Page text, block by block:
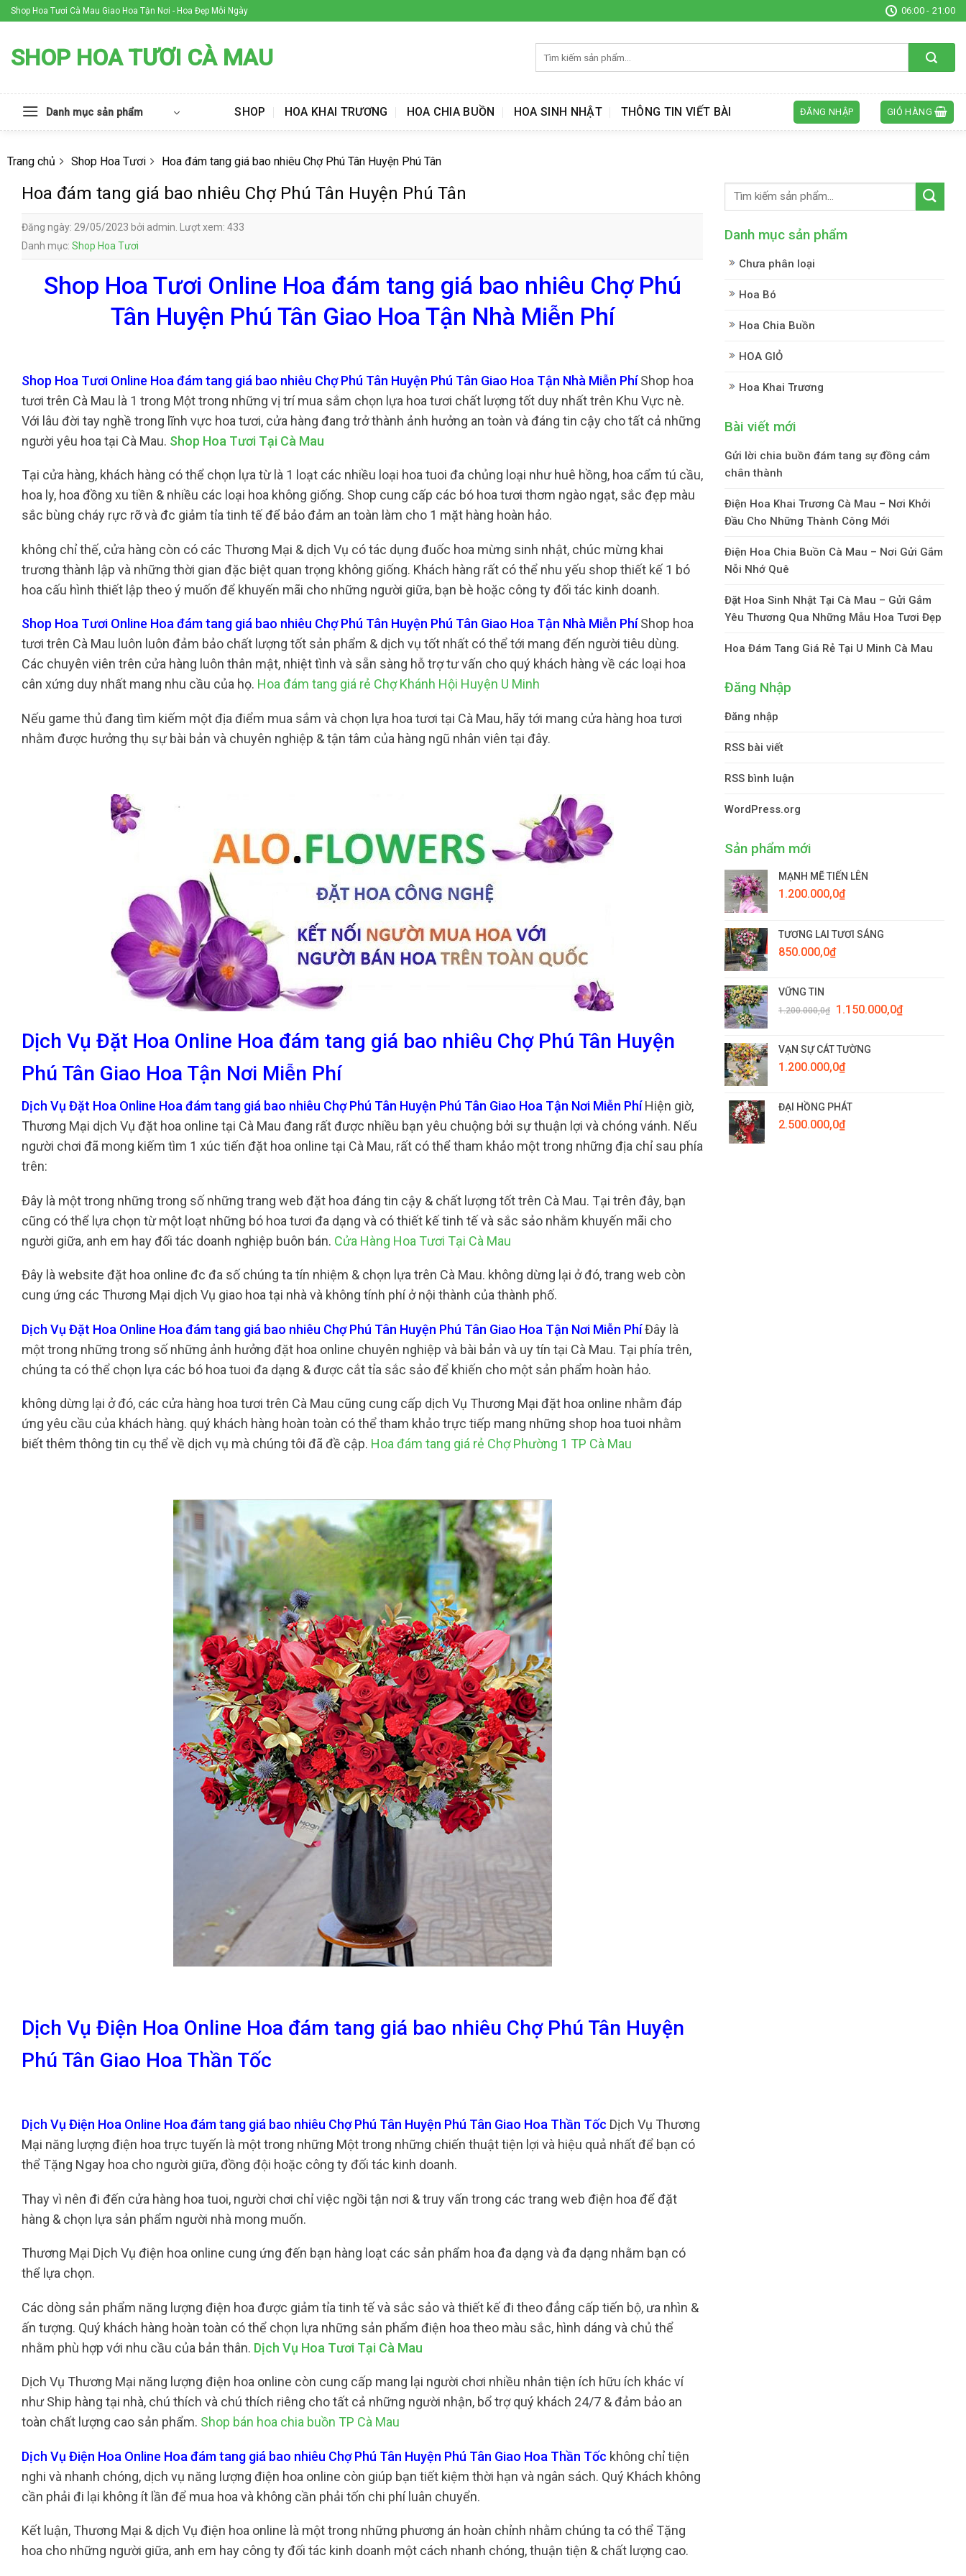
Skip
to
Shop Hoa Tươi Cà Mau Giao Hoa Tận Nơi - Hoa Đẹp Mỗi Ngày 06:00 - 21:00
SHOP HOA TƯƠI CÀ MAU
kiếm:
Danh mục sản phẩm SHOP HOA KHAI TRƯƠNG HOA CHIA BUỒN HOA SINH NHẬT THÔNG TIN VIẾT BÀI ĐĂNG NHẬP GIỎ HÀNG
Trang chủ Shop Hoa Tươi Hoa đám tang giá bao nhiêu Chợ Phú Tân Huyện Phú Tân
Hoa đám tang giá bao nhiêu Chợ Phú Tân Huyện Phú Tân
Đăng ngày: 29/05/2023 bởi admin. Lượt xem: 433
Danh mục: Shop Hoa Tươi
Shop Hoa Tươi Online Hoa đám tang giá bao nhiêu Chợ Phú
Tân Huyện Phú Tân Giao Hoa Tận Nhà Miễn Phí
Shop Hoa Tươi Online Hoa đám tang giá bao nhiêu Chợ Phú Tân Huyện Phú Tân Giao Hoa Tận Nhà Miễn PhíShop hoa
tươi trên Cà Mau là 1 trong Một trong những vị trí mua sắm chọn lựa hoa tươi chất lượng tốt duy nhất trên Khu Vực nè.
Với lâu đời tay nghề trong lĩnh vực hoa tươi, cửa hàng đang trở thành ảnh hưởng an toàn và đáng tin cậy cho tất cả những
người yêu hoa tại Cà Mau. Shop Hoa Tươi Tại Cà Mau
Tại cửa hàng, khách hàng có thể chọn lựa từ là 1 loạt các nhiều loại hoa tuoi đa chủng loại như huê hồng, hoa cẩm tú cầu,
hoa ly, hoa đồng xu tiền & nhiều các loại hoa không giống. Shop cung cấp các bó hoa tươi thơm ngào ngạt, sắc đẹp màu
sắc bùng cháy rực rỡ và đc giảm tỉa tinh tế để bảo đảm an toàn làm cho 1 mặt hàng hoàn hảo.
không chỉ thế, cửa hàng còn có các Thương Mại & dịch Vụ có tác dụng đuốc hoa mừng sinh nhật, chúc mừng khai
trương thành lập và những thời gian đặc biệt quan trọng không giống. Khách hàng rất có thể nhu yếu shop thiết kế 1 bó
hoa cấu hình thiết lập theo ý muốn để khuyến mãi cho những người giữa, bạn bè hoặc công ty đối tác kinh doanh.
Shop Hoa Tươi Online Hoa đám tang giá bao nhiêu Chợ Phú Tân Huyện Phú Tân Giao Hoa Tận Nhà Miễn PhíShop hoa
tươi trên Cà Mau luôn luôn đảm bảo chất lượng tốt sản phẩm & dịch vụ tốt nhất có thể tới mang đến người tiêu dùng.
Các chuyên viên trên cửa hàng luôn thân mật, nhiệt tình và sẵn sàng hỗ trợ tư vấn cho quý khách hàng về các loại hoa
cân xứng duy nhất mang nhu cầu của họ. Hoa đám tang giá rẻ Chợ Khánh Hội Huyện U Minh
Nếu game thủ đang tìm kiếm một địa điểm mua sắm và chọn lựa hoa tươi tại Cà Mau, hãy tới mang cửa hàng hoa tươi
nhằm được hưởng thụ sự bài bản và chuyên nghiệp & tận tâm của hàng ngũ nhân viên tại đây.
Dịch Vụ Đặt Hoa Online Hoa đám tang giá bao nhiêu Chợ Phú Tân Huyện
Phú Tân Giao Hoa Tận Nơi Miễn Phí
Dịch Vụ Đặt Hoa Online Hoa đám tang giá bao nhiêu Chợ Phú Tân Huyện Phú Tân Giao Hoa Tận Nơi Miễn PhíHiện giờ,
Thương Mại dịch Vụ đặt hoa online tại Cà Mau đang rất được nhiều bạn yêu chuộng bởi sự thuận lợi và chóng vánh. Nếu
người chơi đã mong kiếm tìm 1 xúc tiến đặt hoa online tại Cà Mau, rất có thể tham khảo một trong những địa chỉ sau phía
trên:
Đây là một trong những trong số những trang web đặt hoa đáng tin cậy & chất lượng tốt trên Cà Mau. Tại trên đây, bạn
cũng có thể lựa chọn từ một loạt những bó hoa tươi đa dạng và có thiết kế tinh tế và sắc sảo nhằm khuyến mãi cho
người giữa, anh em hay đối tác doanh nghiệp buôn bán. Cửa Hàng Hoa Tươi Tại Cà Mau
Đây là website đặt hoa online đc đa số chúng ta tín nhiệm & chọn lựa trên Cà Mau. không dừng lại ở đó, trang web còn
cung ứng các Thương Mại dịch Vụ giao hoa tại nhà và không tính phí ở nội thành của thành phố.
Dịch Vụ Đặt Hoa Online Hoa đám tang giá bao nhiêu Chợ Phú Tân Huyện Phú Tân Giao Hoa Tận Nơi Miễn PhíĐây là
một trong những trong số những ảnh hưởng đặt hoa online chuyên nghiệp và bài bản và uy tín tại Cà Mau. Tại phía trên,
chúng ta có thể chọn lựa các bó hoa tuoi đa dạng & được cắt tỉa sắc sảo để khiến cho một sản phẩm hoàn hảo.
không dừng lại ở đó, các cửa hàng hoa tươi trên Cà Mau cũng cung cấp dịch Vụ Thương Mại đặt hoa online nhằm đáp
ứng yêu cầu của khách hàng. quý khách hàng hoàn toàn có thể tham khảo trực tiếp mang những shop hoa tuoi nhằm
biết thêm thông tin cụ thể về dịch vụ mà chúng tôi đã đề cập. Hoa đám tang giá rẻ Chợ Phường 1 TP Cà Mau
Dịch Vụ Điện Hoa Online Hoa đám tang giá bao nhiêu Chợ Phú Tân Huyện
Phú Tân Giao Hoa Thần Tốc
Dịch Vụ Điện Hoa Online Hoa đám tang giá bao nhiêu Chợ Phú Tân Huyện Phú Tân Giao Hoa Thần Tốc Dịch Vụ Thương
Mại năng lượng điện hoa trực tuyến là một trong những Một trong những chiến thuật tiện lợi và hiệu quả nhất để bạn có
thể Tặng Ngay hoa cho người giữa, đồng đội hoặc công ty đối tác kinh doanh.
Thay vì nên đi đến cửa hàng hoa tuoi, người chơi chỉ việc ngồi tận nơi & truy vấn trong các trang web điện hoa để đặt
hàng & chọn lựa sản phẩm người nhà mong muốn.
Thương Mại Dịch Vụ điện hoa online cung ứng đến bạn hàng loạt các sản phẩm hoa đa dạng và đa dạng nhằm bạn có
thể lựa chọn.
Các dòng sản phẩm năng lượng điện hoa được giảm tỉa tinh tế và sắc sảo và thiết kế đi theo đẳng cấp tiến bộ, ưa nhìn &
ấn tượng. Quý khách hàng hoàn toàn có thể chọn lựa những sản phẩm điện hoa theo màu sắc, hình dáng và chủ thể
nhằm phù hợp với nhu cầu của bản thân. Dịch Vụ Hoa Tươi Tại Cà Mau
Dịch Vụ Thương Mại năng lượng điện hoa online còn cung cấp mang lại người chơi nhiều nhân tiện ích hữu ích khác ví
như Ship hàng tại nhà, chú thích và chú thích riêng cho tất cả những người nhận, bổ trợ quý khách 24/7 & đảm bảo an
toàn chất lượng cao sản phẩm. Shop bán hoa chia buồn TP Cà Mau
Dịch Vụ Điện Hoa Online Hoa đám tang giá bao nhiêu Chợ Phú Tân Huyện Phú Tân Giao Hoa Thần Tốc không chỉ tiện
nghi và nhanh chóng, dịch vụ năng lượng điện hoa online còn giúp bạn tiết kiệm thời hạn và ngân sách. Quý Khách không
cần phải đi lại không ít lần để mua hoa và không cần phải tốn chi phí luân chuyển.
Kết luận, Thương Mại & dịch Vụ điện hoa online là một trong những phương án hoàn chỉnh nhằm chúng ta có thể Tặng
hoa cho những người giữa, anh em hay công ty đối tác kinh doanh một cách nhanh chóng, thuận tiện & chất lượng cao.
Danh mục sản phẩm
Chưa phân loại
Hoa Bó
Hoa Chia Buồn
HOA GIỎ
Hoa Khai Trương
Bài viết mới
Gửi lời chia buồn đám tang sự đồng cảm
chân thành
Điện Hoa Khai Trương Cà Mau – Nơi Khởi
Đầu Cho Những Thành Công Mới
Điện Hoa Chia Buồn Cà Mau – Nơi Gửi Gắm
Nỗi Nhớ Quê
Đặt Hoa Sinh Nhật Tại Cà Mau – Gửi Gắm
Yêu Thương Qua Những Mẫu Hoa Tươi Đẹp
Hoa Đám Tang Giá Rẻ Tại U Minh Cà Mau
Đăng Nhập
Đăng nhập
RSS bài viết
RSS bình luận
WordPress.org
Sản phẩm mới
MẠNH MẼ TIẾN LÊN
1.200.000,0₫
TƯƠNG LAI TƯƠI SÁNG
850.000,0₫
VỮNG TIN
1.200.000,0₫
Giá
1.200.000,0₫.
1.150.000,0₫Giá
VẠN SỰ CÁT TƯỜNG
1.200.000,0₫
ĐẠI HỒNG PHÁT
2.500.000,0₫